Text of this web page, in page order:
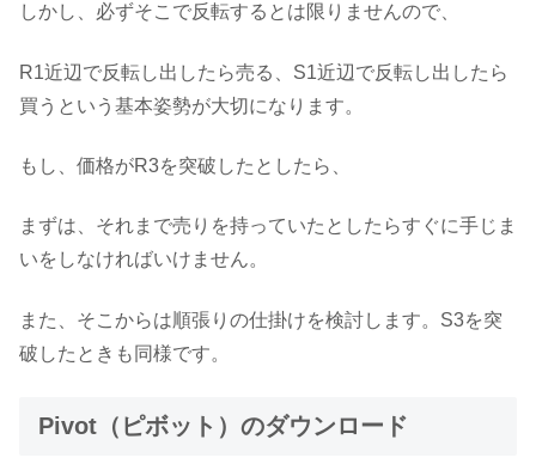
しかし、必ずそこで反転するとは限りませんので、
R1近辺で反転し出したら売る、S1近辺で反転し出したら
買うという基本姿勢が大切になります。
もし、価格がR3を突破したとしたら、
まずは、それまで売りを持っていたとしたらすぐに手じま
いをしなければいけません。
また、そこからは順張りの仕掛けを検討します。S3を突
破したときも同様です。
Pivot（ピボット）のダウンロード